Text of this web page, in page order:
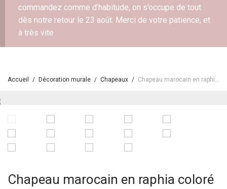
commandez comme d’habitude, on s’occupe de tout
dès notre retour le 23 août. Merci de votre patience, et
à très vite
Accueil / Décoration murale / Chapeaux / Chapeau marocain en raphia coloré
Chapeau marocain en raphia coloré